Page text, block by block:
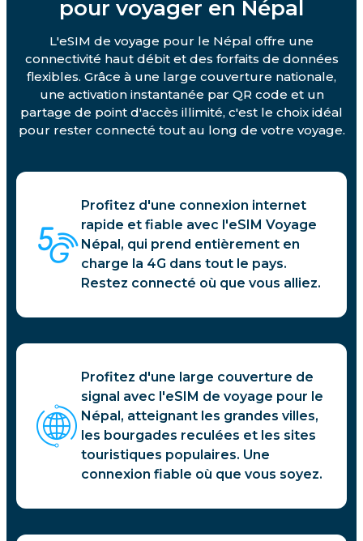
pour voyager en Népal
L'eSIM de voyage pour le Népal offre une
connectivité haut débit et des forfaits de données
flexibles. Grâce à une large couverture nationale,
une activation instantanée par QR code et un
partage de point d'accès illimité, c'est le choix idéal
pour rester connecté tout au long de votre voyage.
Profitez d'une connexion internet
rapide et fiable avec l'eSIM Voyage
Népal, qui prend entièrement en
charge la 4G dans tout le pays.
Restez connecté où que vous alliez.
Profitez d'une large couverture de
signal avec l'eSIM de voyage pour le
Népal, atteignant les grandes villes,
les bourgades reculées et les sites
touristiques populaires. Une
connexion fiable où que vous soyez.